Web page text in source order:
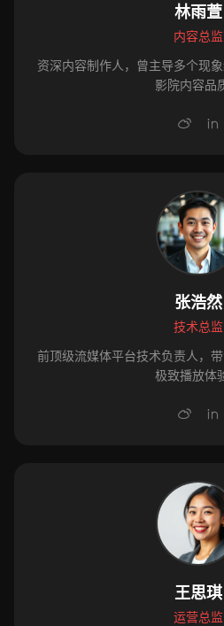
林雨萱
内容总监
资深内容制作人，曾主导多个现
影院内容品
张浩然
技术总监
前顶级流媒体平台技术负责人，
极致播放体
王思琪
运营总监